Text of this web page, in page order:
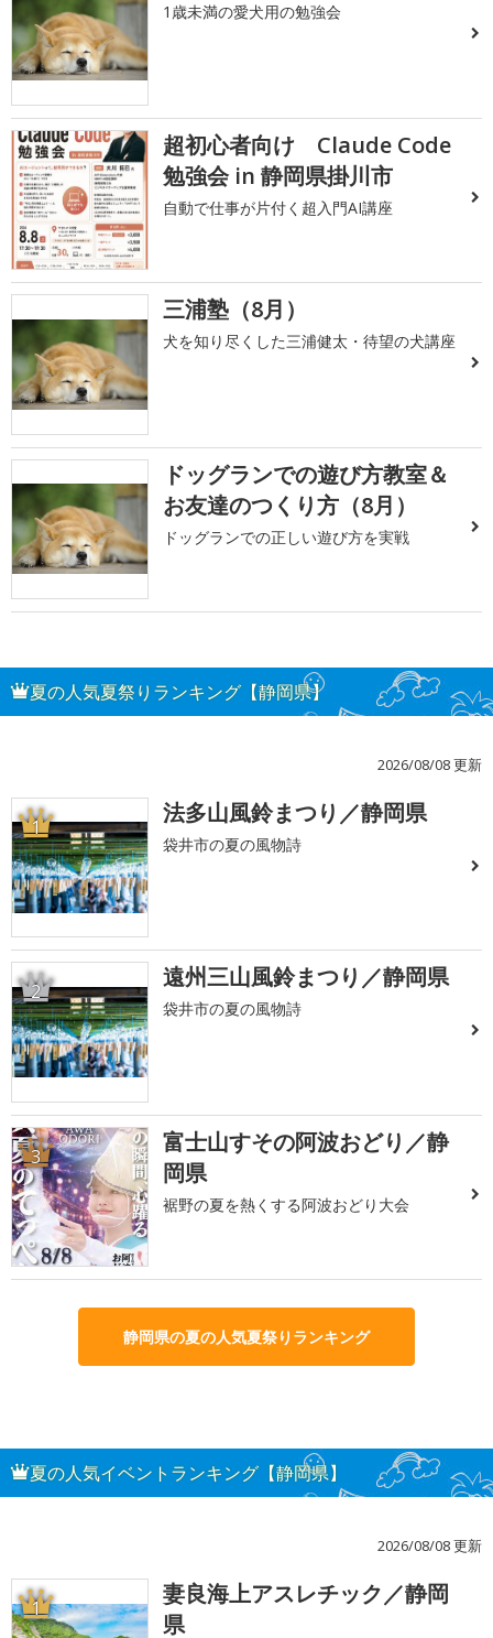
1歳未満の愛犬用の勉強会
超初心者向け Claude Code
勉強会 in 静岡県掛川市
自動で仕事が片付く超入門AI講座
三浦塾（8月）
犬を知り尽くした三浦健太・待望の犬講座
ドッグランでの遊び方教室＆
お友達のつくり方（8月）
ドッグランでの正しい遊び方を実戦
夏の人気夏祭りランキング【静岡県】
2026/08/08 更新
1 法多山風鈴まつり／静岡県
袋井市の夏の風物詩
2 遠州三山風鈴まつり／静岡県
袋井市の夏の風物詩
3
富士山すその阿波おどり／静
岡県
裾野の夏を熱くする阿波おどり大会
静岡県の夏の人気夏祭りランキング
夏の人気イベントランキング【静岡県】
2026/08/08 更新
1
妻良海上アスレチック／静岡
県